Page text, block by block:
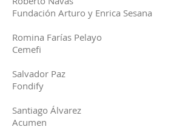
Fundación Arturo y Enrica Sesana
Romina Farías Pelayo
Cemefi
Salvador Paz
Fondify
Santiago Álvarez
Acumen